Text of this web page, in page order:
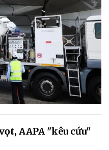
AAPA "kêu cứu"